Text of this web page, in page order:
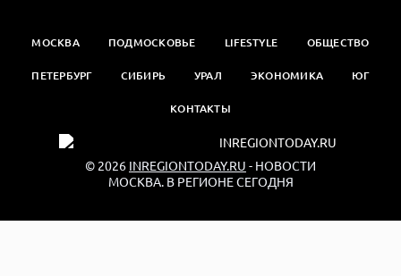
МОСКВА ПОДМОСКОВЬЕ LIFESTYLE ОБЩЕСТВО
ПЕТЕРБУРГ СИБИРЬ УРАЛ ЭКОНОМИКА ЮГ
КОНТАКТЫ
© 2026 INREGIONTODAY.RU - НОВОСТИ
МОСКВА. В РЕГИОНЕ СЕГОДНЯ